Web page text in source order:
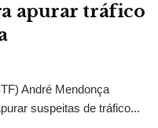
apurar tráfico
André Mendonça
suspeitas de tráfico...